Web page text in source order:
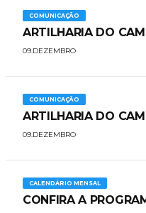
COMUNICAÇÃO
ARTILHARIA DO
09.DEZEMBRO
COMUNICAÇÃO
ARTILHARIA DO
09.DEZEMBRO
CALENDÁRIO MENSAL
CONFIRA A